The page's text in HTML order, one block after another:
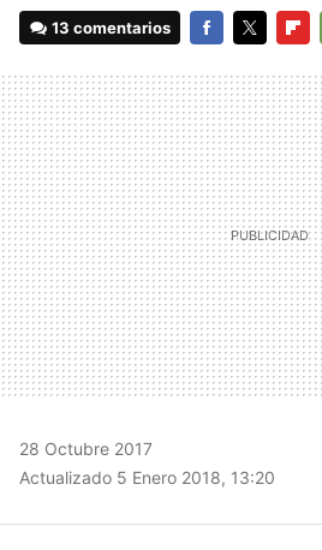
13 comentarios
28 Octubre 2017
Actualizado 5 Enero 2018, 13:20